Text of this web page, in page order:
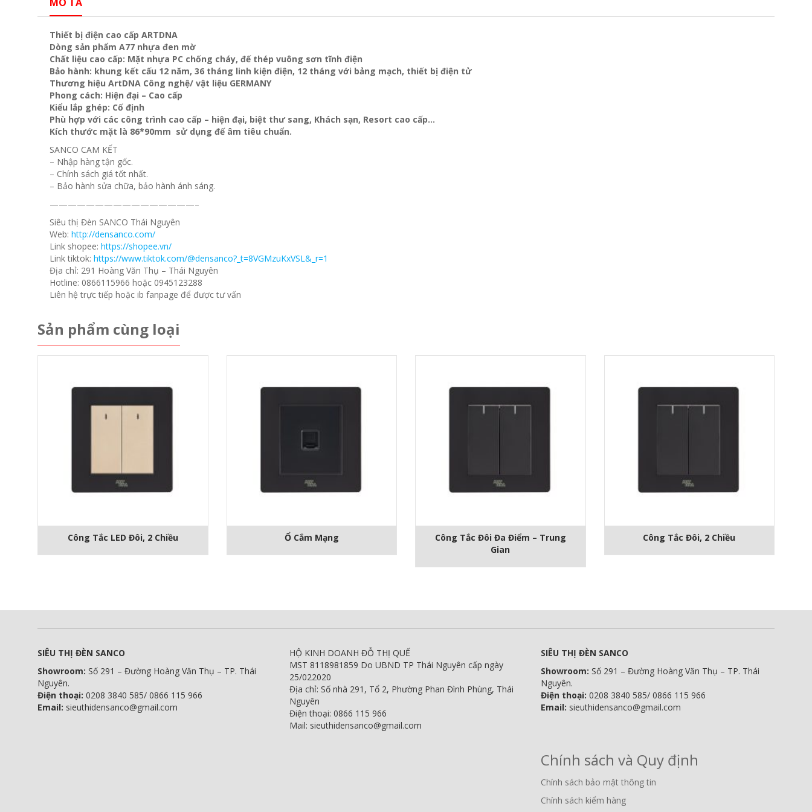
Thiết bị điện cao cấp ARTDNA
Dòng sản phẩm A77 nhựa đen mờ
Chất liệu cao cấp: Mặt nhựa PC chống cháy, đế thép vuông sơn tĩnh điện
Bảo hành: khung kết cấu 12 năm, 36 tháng linh kiện điện, 12 tháng với bảng mạch, thiết bị điện tử
Thương hiệu ArtDNA Công nghệ/ vật liệu GERMANY
Phong cách: Hiện đại – Cao cấp
Kiểu lắp ghép: Cố định
Phù hợp với các công trình cao cấp – hiện đại, biệt thư sang, Khách sạn, Resort cao cấp…
Kích thước mặt là 86*90mm sử dụng đế âm tiêu chuẩn.
SANCO CAM KẾT
– Nhập hàng tận gốc.
– Chính sách giá tốt nhất.
– Bảo hành sửa chữa, bảo hành ánh sáng.
————————————————–
Siêu thị Đèn SANCO Thái Nguyên
Web: http://densanco.com/
Link shopee: https://shopee.vn/
Link tiktok: https://www.tiktok.com/@densanco?_t=8VGMzuKxVSL&_r=1
Địa chỉ: 291 Hoàng Văn Thụ – Thái Nguyên
Hotline: 0866115966 hoặc 0945123288
Liên hệ trực tiếp hoặc ib fanpage để được tư vấn
Sản phẩm cùng loại
Công Tắc LED Đôi, 2 Chiều Ổ Cắm Mạng
Công Tắc Đôi Đa Điểm – Trung
Gian
Công Tắc Đôi, 2 Chiều
SIÊU THỊ ĐÈN SANCO
Showroom: Số 291 – Đường Hoàng Văn Thụ – TP. Thái
Nguyên.
Điện thoại: 0208 3840 585/ 0866 115 966
Email: sieuthidensanco@gmail.com
HỘ KINH DOANH ĐỖ THỊ QUẾ
MST 8118981859 Do UBND TP Thái Nguyên cấp ngày
25/022020
Địa chỉ: Số nhà 291, Tổ 2, Phường Phan Đình Phùng, Thái
Nguyên
Điện thoại: 0866 115 966
Mail: sieuthidensanco@gmail.com
SIÊU THỊ ĐÈN SANCO
Showroom:Số 291 – Đường Hoàng Văn Thụ – TP. Thái
Nguyên.
Điện thoại: 0208 3840 585/ 0866 115 966
Email: sieuthidensanco@gmail.com
Chính sách và Quy định
Chính sách bảo mật thông tin
Chính sách kiểm hàng